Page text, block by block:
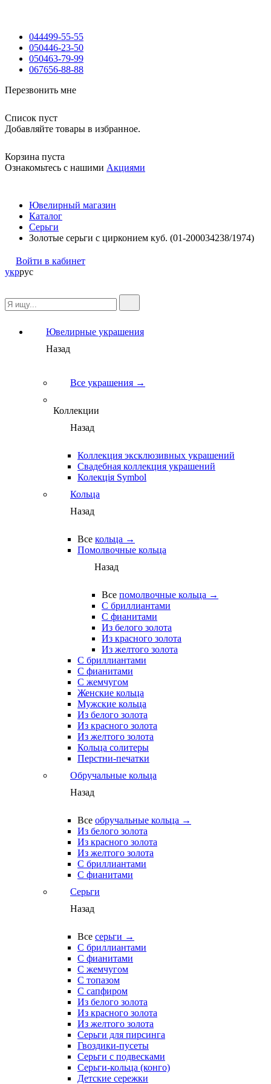
044499-55-55
050446-23-50
050463-79-99
067656-88-88
Перезвонить мне
Список пуст
Добавляйте товары в избранное.
Корзина пуста
Ознакомьтесь с нашими Акциями
Ювелирный магазин
Каталог
Серьги
Золотые серьги с цирконием куб. (01-200034238/1974)
Войти в кабинет
укррус
Ювелирные украшения
Назад
Все украшения →
Коллекции
Назад
Коллекция эксклюзивных украшений
Свадебная коллекция украшений
Колекція Symbol
Кольца
Назад
Все кольца →
Помолвочные кольца
Назад
Все помолвочные кольца →
С бриллиантами
С фианитами
Из белого золота
Из красного золота
Из желтого золота
С бриллиантами
С фианитами
С жемчугом
Женские кольца
Мужские кольца
Из белого золота
Из красного золота
Из желтого золота
Кольца солитеры
Перстни-печатки
Обручальные кольца
Назад
Все обручальные кольца →
Из белого золота
Из красного золота
Из желтого золота
С бриллиантами
С фианитами
Серьги
Назад
Все серьги →
С бриллиантами
С фианитами
С жемчугом
С топазом
С сапфиром
Из белого золота
Из красного золота
Из желтого золота
Серьги для пирсинга
Гвоздики-пусеты
Серьги с подвесками
Серьги-кольца (конго)
Детские сережки